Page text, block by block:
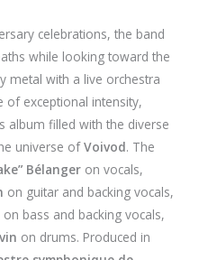
celebrations, the band
while looking toward the
metal with a live orchestra
of exceptional intensity,
album filled with the diverse
universe ofVoivod. The
Bélanger on vocals,
on guitar and backing vocals,
on bass and backing vocals,
on drums. Produced in